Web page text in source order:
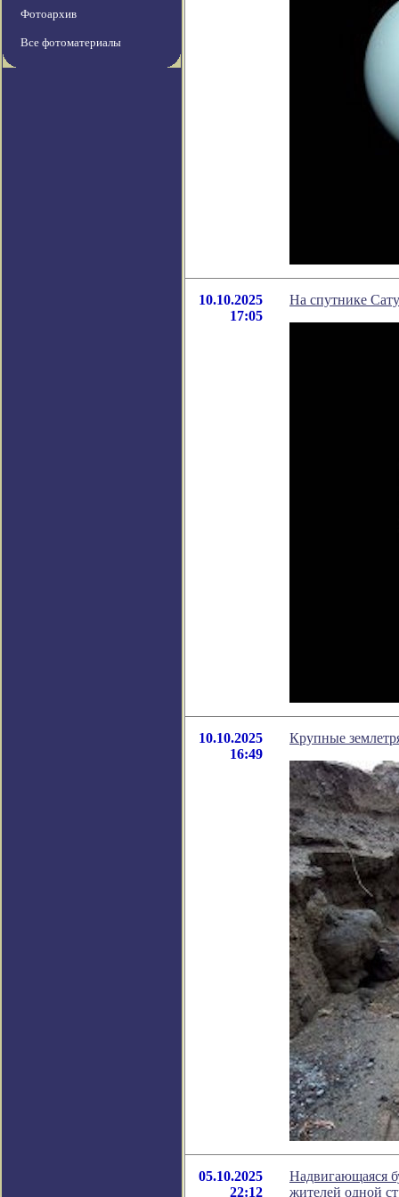
Фотоархив
Все фотоматериалы
10.10.2025
17:05
На спутнике
10.10.2025
16:49
Крупные
05.10.2025
22:12
Надвигающаяся
жителей одной